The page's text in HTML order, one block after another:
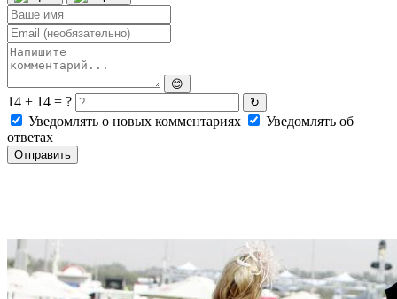
😊
14 + 14 = ? ↻
Уведомлять о новых комментариях
Уведомлять об
ответах
Отправить